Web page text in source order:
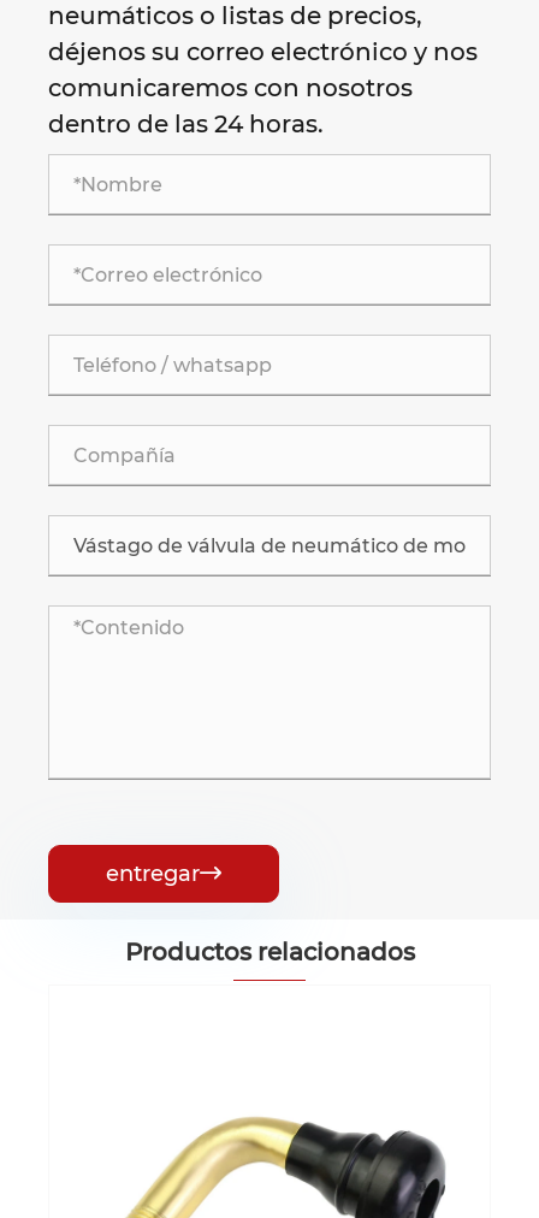
neumáticos o listas de precios,
déjenos su correo electrónico y nos
comunicaremos con nosotros
dentro de las 24 horas.
entregar
Productos relacionados